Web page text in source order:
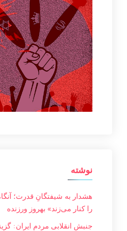
نوشته
هشدار به شیفتگانِ قدرت؛
را کنار می‌زند» بهروز ورزنده
جنبش انقلابی مردم ایران: